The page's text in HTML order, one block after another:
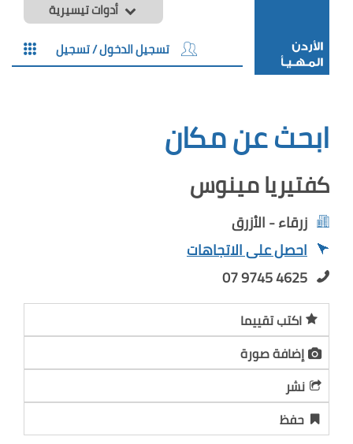
أدوات تيسيرية
تسجيل الدخول / تسجيل
ابحث عن مكان
كفتيريا مينوس
زرقاء - الأزرق
احصل على الاتجاهات
07 9745 4625
اكتب تقييما
إضافة صورة
نشر
حفظ